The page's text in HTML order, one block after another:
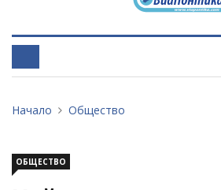
Начало Общество
ОБЩЕСТВО